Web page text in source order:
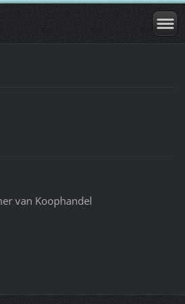
van Koophandel